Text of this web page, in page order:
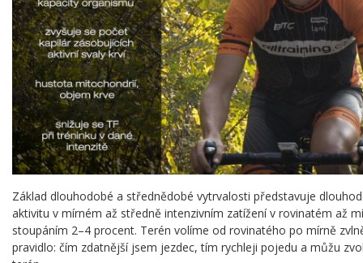
Základ dlouhodobé a střednědobé vytrvalosti představuje
aktivitu v mírném až středně intenzivním zatížení v rovinatém až
stoupáním 2–4 procent. Terén volíme od rovinatého po mírně
pravidlo: čím zdatnější jsem jezdec, tím rychleji pojedu a můžu